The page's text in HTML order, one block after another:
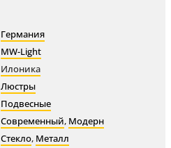
Германия
MW-Light
Илоника
Люстры
Подвесные
Современный, Модерн
Стекло, Металл